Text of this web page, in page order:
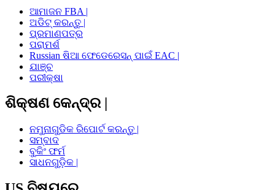
ଆମାଜନ FBA |
ଅଡିଟ୍ କରନ୍ତୁ |
ପ୍ରମାଣପତ୍ର
ପରାମର୍ଶ
Russian ଷିଆ ଫେଡେରେସନ୍ ପାଇଁ EAC |
ଯାଞ୍ଚ
ପରୀକ୍ଷା
ଶିକ୍ଷଣ କେନ୍ଦ୍ର |
ନମୁନାଗୁଡିକ ରିପୋର୍ଟ କରନ୍ତୁ |
ସମ୍ବାଦ
ବୁକିଂ ଫର୍ମ
ସାଧନଗୁଡ଼ିକ |